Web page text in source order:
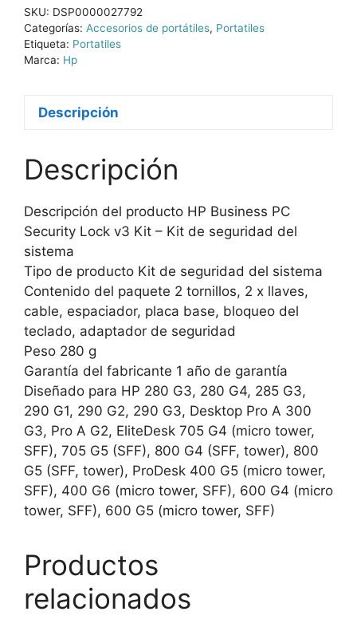
SKU: DSP0000027792
Categorías: Accesorios de portátiles, Portatiles
Etiqueta: Portatiles
Marca: Hp
Descripción
Descripción
Descripción del producto HP Business PC
Security Lock v3 Kit – Kit de seguridad del
sistema
Tipo de producto Kit de seguridad del sistema
Contenido del paquete 2 tornillos, 2 x llaves,
cable, espaciador, placa base, bloqueo del
teclado, adaptador de seguridad
Peso 280 g
Garantía del fabricante 1 año de garantía
Diseñado para HP 280 G3, 280 G4, 285 G3,
290 G1, 290 G2, 290 G3, Desktop Pro A 300
G3, Pro A G2, EliteDesk 705 G4 (micro tower,
SFF), 705 G5 (SFF), 800 G4 (SFF, tower), 800
G5 (SFF, tower), ProDesk 400 G5 (micro tower,
SFF), 400 G6 (micro tower, SFF), 600 G4 (micro
tower, SFF), 600 G5 (micro tower, SFF)
Productos
relacionados